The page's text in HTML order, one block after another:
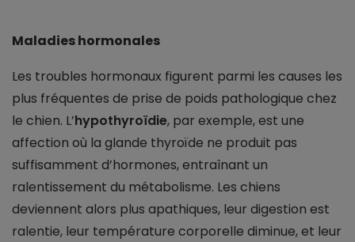
Maladies hormonales
Les troubles hormonaux figurent parmi les causes les
plus fréquentes de prise de poids pathologique chez
le chien. L’hypothyroïdie, par exemple, est une
affection où la glande thyroïde ne produit pas
suffisamment d’hormones, entraînant un
ralentissement du métabolisme. Les chiens
deviennent alors plus apathiques, leur digestion est
ralentie, leur température corporelle diminue, et leur